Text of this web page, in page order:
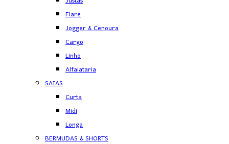
Flare
Jogger & Cenoura
Cargo
Linho
Alfaiataria
SAIAS
Curta
Midi
Longa
BERMUDAS & SHORTS